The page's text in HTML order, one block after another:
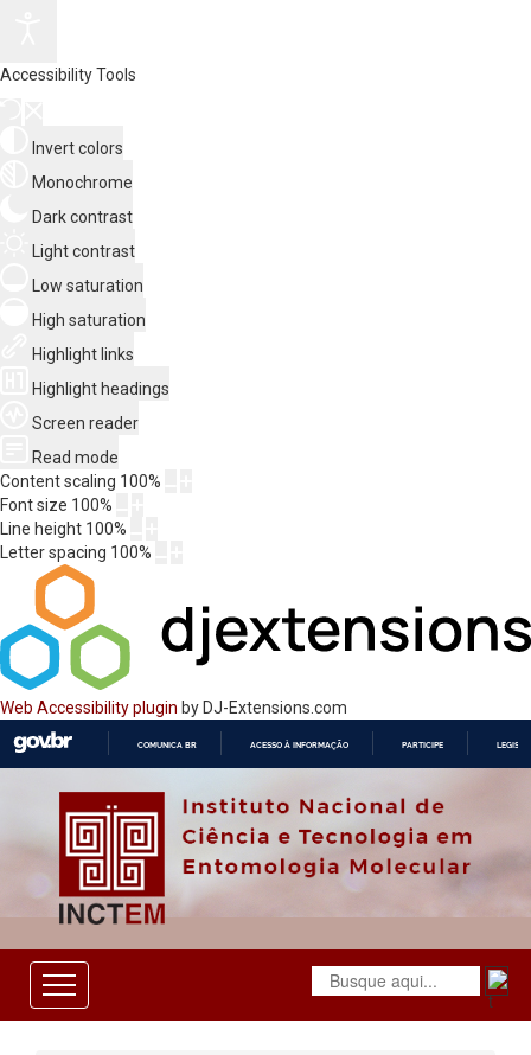
Accessibility Tools
Invert colors
Monochrome
Dark contrast
Light contrast
Low saturation
High saturation
Highlight links
Highlight headings
Screen reader
Read mode
Content scaling 100%
Font size 100%
Line height 100%
Letter spacing 100%
Web Accessibility plugin by DJ-Extensions.com
O
COMUNICA BR ACESSO À INFORMAÇÃO PARTICIPE